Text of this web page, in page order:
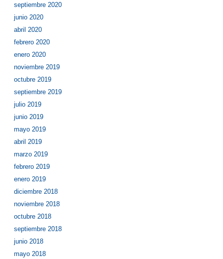
septiembre 2020
junio 2020
abril 2020
febrero 2020
enero 2020
noviembre 2019
octubre 2019
septiembre 2019
julio 2019
junio 2019
mayo 2019
abril 2019
marzo 2019
febrero 2019
enero 2019
diciembre 2018
noviembre 2018
octubre 2018
septiembre 2018
junio 2018
mayo 2018